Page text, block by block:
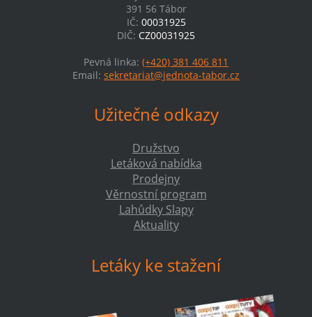
391 56 Tábor
IČ: 00031925
DIČ: CZ00031925
Pevná linka: (+420) 381 406 811
Email: sekretariat@jednota-tabor.cz
Užitečné odkazy
Družstvo
Letáková nabídka
Prodejny
Věrnostní program
Lahůdky Slapy
Aktuality
Letáky ke stažení